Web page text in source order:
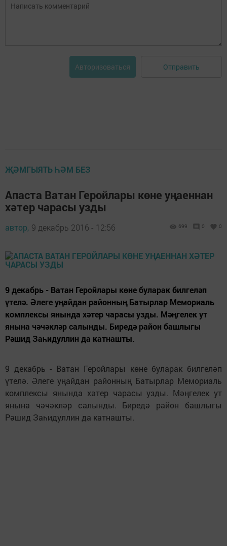
Авторизоваться Отправить
ҖӘМГЫЯТЬ ҺӘМ БЕЗ
Апаста Ватан Геройлары көне уңаеннан
хәтер чарасы узды
автор, 9 декабрь 2016 - 12:56 699 0 0
9 декабрь - Ватан Геройлары көне буларак билгеләп
үтелә. Әлеге уңайдан районның Батырлар Мемориаль
комплексы янында хәтер чарасы узды. Мәңгелек ут
янына чәчәкләр салынды. Биредә район башлыгы
Рәшид Заһидуллин да катнашты.
9 декабрь - Ватан Геройлары көне буларак билгеләп
үтелә. Әлеге уңайдан районның Батырлар Мемориаль
комплексы янында хәтер чарасы узды. Мәңгелек ут
янына чәчәкләр салынды. Биредә район башлыгы
Рәшид Заһидуллин да катнашты.